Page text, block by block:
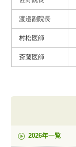
2026年一覧
渡邉副院長
村松医師
斎藤医師